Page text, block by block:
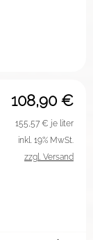
108,90 €
155,57 € je liter
inkl. 19% MwSt.
zzgl. Versand